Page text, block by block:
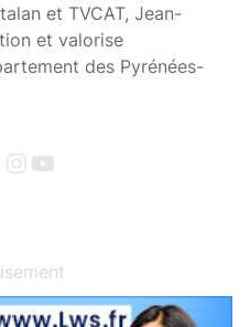
et TVCAT, Jean-
et valorise
des Pyrénées-
Instagram YouTube